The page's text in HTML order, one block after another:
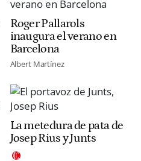
Roger Pallarols
inaugura el verano en
Barcelona
Albert Martínez
La metedura de pata de
Josep Rius y Junts